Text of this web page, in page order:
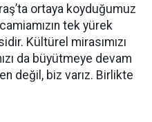
ortaya koyduğumuz
tek yürek
Kültürel mirasımızı
da büyütmeye devam
değil, biz varız. Birlikte